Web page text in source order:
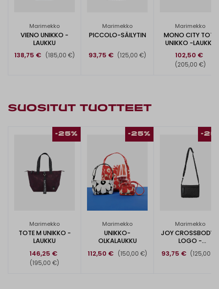
Marimekko
VIENO UNIKKO -
LAUKKU
138,75 €
(185,00 €)
Marimekko
PICCOLO-SÄILYTIN
93,75 € (125,00 €)
Marimekko
MONO CITY TOTE
UNIKKO -LAUKKU
102,50 €
(205,00 €)
SUOSITUT TUOTTEET
-25%
Marimekko
TOTE M UNIKKO -
LAUKKU
146,25 €
(195,00 €)
-25%
Marimekko
UNIKKO-
OLKALAUKKU
112,50 €
(150,00 €)
-
Marimekko
JOY CROSSBODY S
LOGO -
OLKALAUKKU
93,75 € (125,00 €)